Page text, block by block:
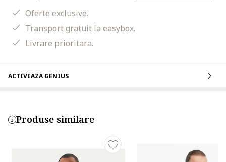
Oferte exclusive.
Transport gratuit la easybox.
Livrare prioritara.
ACTIVEAZA GENIUS
Produse similare